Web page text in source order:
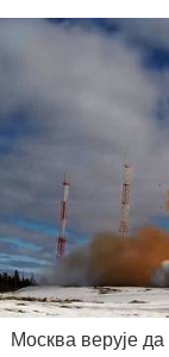
Москва верује